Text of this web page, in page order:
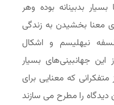
بدبینانه بوده وهر
معنا بخشیدن به زندگی
نیهلیسم و اشکال
این جهانبینی‌های بسیار
متفکرانی که معنایی برای
را مطرح می سازند